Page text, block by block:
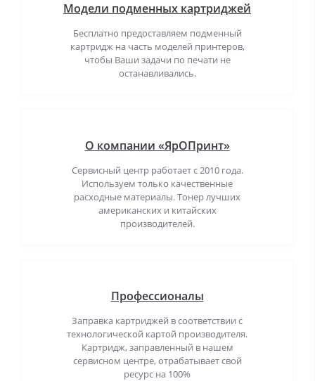
Модели подменных картриджей
Бесплатно предоставляем подменный
картридж на часть моделей принтеров,
чтобы Ваши задачи по печати не
останавливались.
О компании «ЯрОПринт»
Сервисный центр работает с 2010 года.
Используем только качественные
расходные материалы. Тонер лучших
американских и китайских
производителей.
Профессионалы
Заправка картриджей в соответствии с
технологической картой производителя.
Картридж, заправленный в нашем
сервисном центре, отрабатывает свой
ресурс на 100%